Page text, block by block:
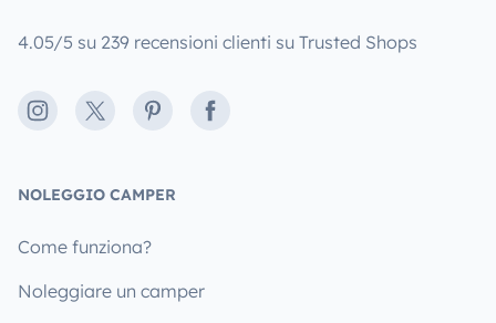
4.05/5 su 239 recensioni clienti su Trusted Shops
Instagram
X PinterestFacebook
NOLEGGIO CAMPER
Come funziona?
Noleggiare un camper